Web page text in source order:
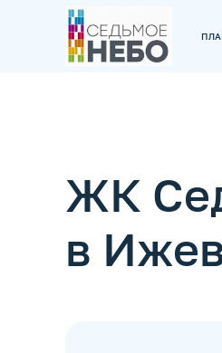
ЖК
в